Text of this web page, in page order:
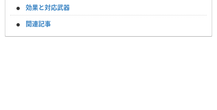
効果と対応武器
関連記事